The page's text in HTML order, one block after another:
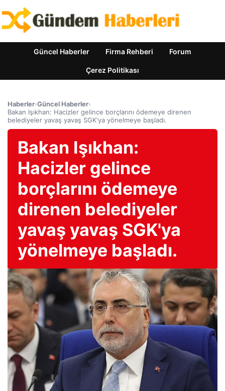
Güncel Haberler Firma Rehberi Forum
Çerez Politikası
Haberler›Güncel Haberler›
Bakan Işıkhan: Hacizler gelince borçlarını ödemeye direnen
belediyeler yavaş yavaş SGK'ya yönelmeye başladı.
Bakan Işıkhan:
Hacizler gelince
borçlarını ödemeye
direnen belediyeler
yavaş yavaş SGK'ya
yönelmeye başladı.